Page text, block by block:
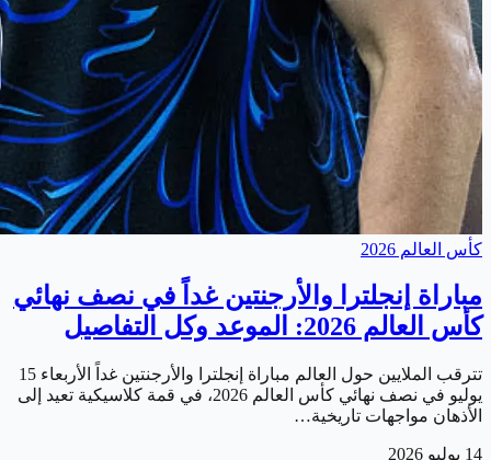
كأس العالم 2026
مباراة إنجلترا والأرجنتين غداً في نصف نهائي
كأس العالم 2026: الموعد وكل التفاصيل
تترقب الملايين حول العالم مباراة إنجلترا والأرجنتين غداً الأربعاء 15
يوليو في نصف نهائي كأس العالم 2026، في قمة كلاسيكية تعيد إلى
الأذهان مواجهات تاريخية…
14 يوليو 2026